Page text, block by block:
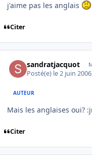
j'aime pas les anglais
Citer
sandratjacquot
Posté(e) le 2 juin 2006
AUTEUR
Mais les anglaises oui?
Citer